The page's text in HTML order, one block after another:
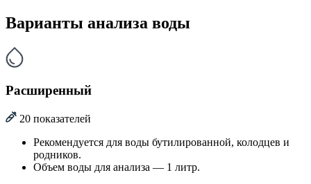
Варианты анализа воды
Расширенный
20 показателей
Рекомендуется для воды бутилированной, колодцев и
родников.
Объем воды для анализа — 1 литр.